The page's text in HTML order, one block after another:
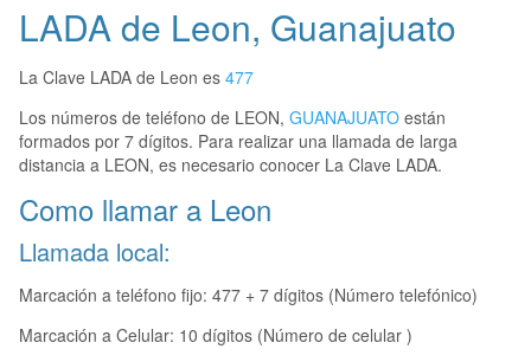
LADA de Leon, Guanajuato
La Clave LADA de Leon es 477
Los números de teléfono de LEON, GUANAJUATO están
formados por 7 dígitos. Para realizar una llamada de larga
distancia a LEON, es necesario conocer La Clave LADA.
Como llamar a Leon
Llamada local:
Marcación a teléfono fijo: 477 + 7 dígitos (Número telefónico)
Marcación a Celular: 10 dígitos (Número de celular )